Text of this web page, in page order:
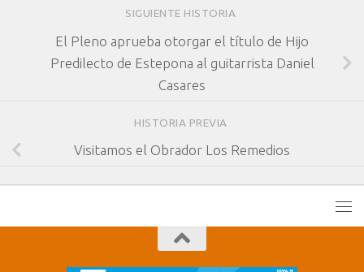
SIGUIENTE HISTORIA
El Pleno aprueba otorgar el título de Hijo
Predilecto de Estepona al guitarrista Daniel
Casares
HISTORIA PREVIA
Visitamos el Obrador Los Remedios